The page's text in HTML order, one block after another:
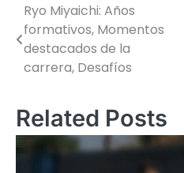
Post
navigation
Ryo Miyaichi: Años
formativos, Momentos
destacados de la
carrera, Desafíos
Related Posts